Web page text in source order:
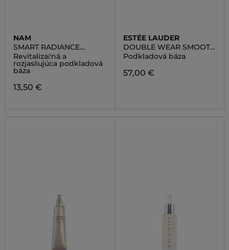
NAM
SMART RADIANCE
PRIMER
Revitalizačná a
rozjasňujúca podkladová
báza
13,50 €
ESTÉE LAUDER
DOUBLE WEAR SMOOTH
& BLUR PRIMER
Podkladová báza
57,00 €